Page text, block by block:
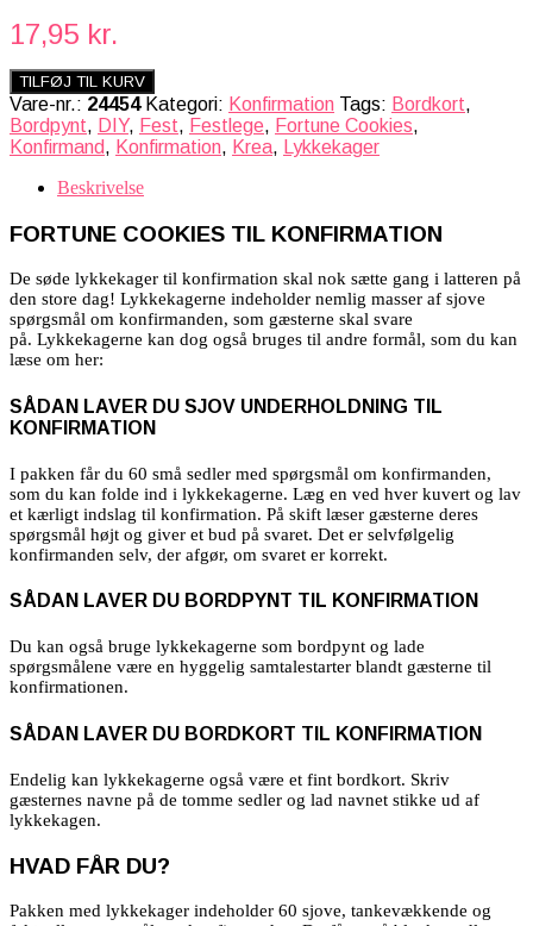
17,95 kr.
TILFØJ TIL KURV
Vare-nr.: 24454 Kategori: Konfirmation Tags: Bordkort,
Bordpynt, DIY, Fest, Festlege, Fortune Cookies,
Konfirmand, Konfirmation, Krea,
Lykkekager
Beskrivelse
FORTUNE COOKIES TIL KONFIRMATION
De søde lykkekager til konfirmation skal nok sætte gang i latteren på
den store dag! Lykkekagerne indeholder nemlig masser af sjove
spørgsmål om konfirmanden, som gæsterne skal svare
på. Lykkekagerne kan dog også bruges til andre formål, som du kan
læse om her:
SÅDAN LAVER DU SJOV UNDERHOLDNING TIL
KONFIRMATION
I pakken får du 60 små sedler med spørgsmål om konfirmanden,
som du kan folde ind i lykkekagerne. Læg en ved hver kuvert og lav
et kærligt indslag til konfirmation. På skift læser gæsterne deres
spørgsmål højt og giver et bud på svaret. Det er selvfølgelig
konfirmanden selv, der afgør, om svaret er korrekt.
SÅDAN LAVER DU BORDPYNT TIL KONFIRMATION
Du kan også bruge lykkekagerne som bordpynt og lade
spørgsmålene være en hyggelig samtalestarter blandt gæsterne til
konfirmationen.
SÅDAN LAVER DU BORDKORT TIL KONFIRMATION
Endelig kan lykkekagerne også være et fint bordkort. Skriv
gæsternes navne på de tomme sedler og lad navnet stikke ud af
lykkekagen.
HVAD FÅR DU?
Pakken med lykkekager indeholder 60 sjove, tankevækkende og